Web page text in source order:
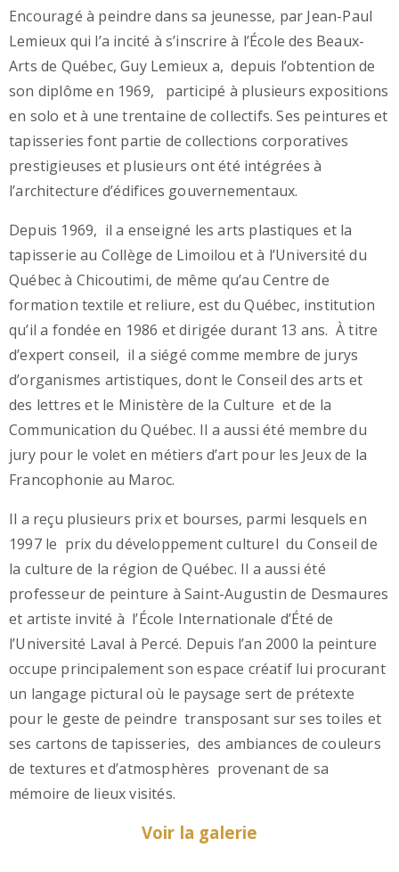
Encouragé à peindre dans sa jeunesse, par Jean-Paul
Lemieux qui l’a incité à s’inscrire à l’École des Beaux-
Arts de Québec, Guy Lemieux a, depuis l’obtention de
son diplôme en 1969, participé à plusieurs expositions
en solo et à une trentaine de collectifs. Ses peintures et
tapisseries font partie de collections corporatives
prestigieuses et plusieurs ont été intégrées à
l’architecture d’édifices gouvernementaux.
Depuis 1969, il a enseigné les arts plastiques et la
tapisserie au Collège de Limoilou et à l’Université du
Québec à Chicoutimi, de même qu’au Centre de
formation textile et reliure, est du Québec, institution
qu’il a fondée en 1986 et dirigée durant 13 ans. À titre
d’expert conseil, il a siégé comme membre de jurys
d’organismes artistiques, dont le Conseil des arts et
des lettres et le Ministère de la Culture et de la
Communication du Québec. Il a aussi été membre du
jury pour le volet en métiers d’art pour les Jeux de la
Francophonie au Maroc.
Il a reçu plusieurs prix et bourses, parmi lesquels en
1997 le prix du développement culturel du Conseil de
la culture de la région de Québec. Il a aussi été
professeur de peinture à Saint-Augustin de Desmaures
et artiste invité à l’École Internationale d’Été de
l’Université Laval à Percé. Depuis l’an 2000 la peinture
occupe principalement son espace créatif lui procurant
un langage pictural où le paysage sert de prétexte
pour le geste de peindre transposant sur ses toiles et
ses cartons de tapisseries, des ambiances de couleurs
de textures et d’atmosphères provenant de sa
mémoire de lieux visités.
Voir la galerie